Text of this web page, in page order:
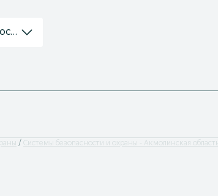
и охраны
Системы безопасности и охраны - Акмолинская область